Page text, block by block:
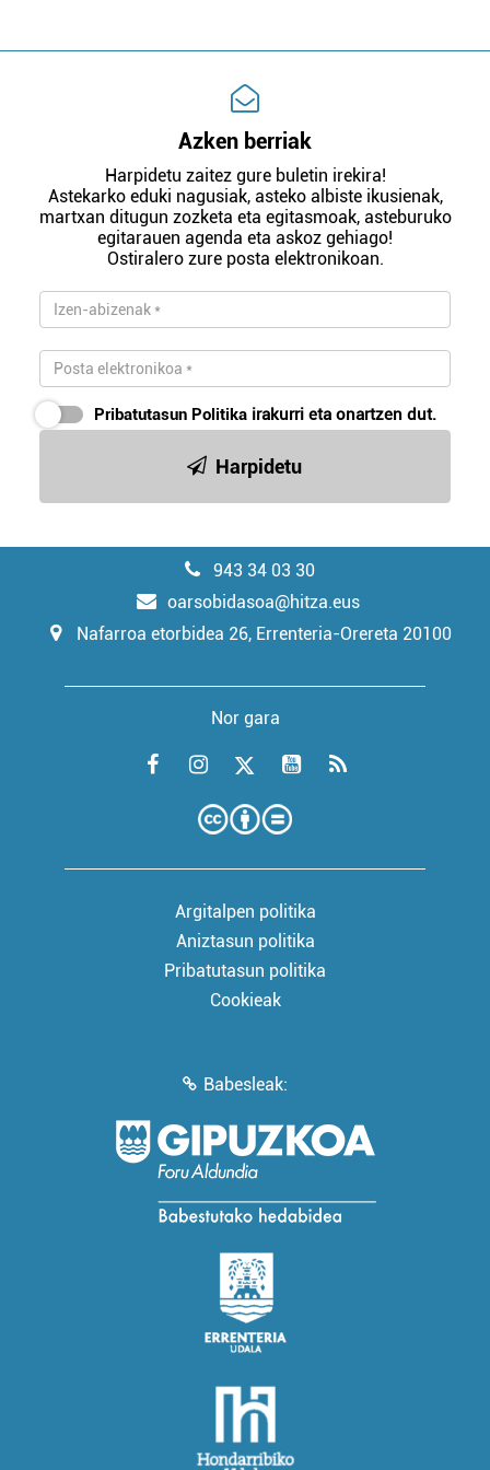
Azken berriak
Harpidetu zaitez gure buletin irekira!
Astekarko eduki nagusiak, asteko albiste ikusienak,
martxan ditugun zozketa eta egitasmoak, asteburuko
egitarauen agenda eta askoz gehiago!
Ostiralero zure posta elektronikoan.
Pribatutasun Politika irakurri eta onartzen dut.
Harpidetu
943 34 03 30
oarsobidasoa@hitza.eus
Nafarroa etorbidea 26, Errenteria-Orereta 20100
Nor gara
Argitalpen politika
Aniztasun politika
Pribatutasun politika
Cookieak
Babesleak: